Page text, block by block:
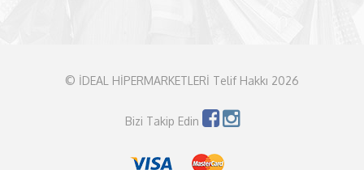
© İDEAL HİPERMARKETLERİ Telif Hakkı 2026
Bizi Takip Edin